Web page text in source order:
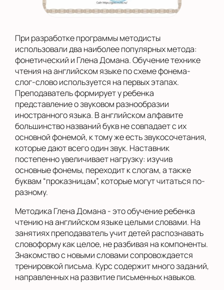
При разработке программы методисты
использовали два наиболее популярных метода:
фонетический и Глена Домана. Обучение технике
чтения на английском языке по схеме фонема-
слог-слово используется на первых этапах.
Преподаватель формирует у ребенка
представление о звуковом разнообразии
иностранного языка. В английском алфавите
большинство названий букв не совпадает с их
основной фонемой, к тому же есть звукосочетания,
которые дают всего один звук. Наставник
постепенно увеличивает нагрузку: изучив
основные фонемы, переходит к слогам, а также
буквам “проказницам”, которые могут читаться по-
разному.
Методика Глена Домана - это обучение ребенка
чтению на английском языке целыми словами. На
занятиях преподаватель учит детей распознавать
словоформу как целое, не разбивая на компоненты.
Знакомство с новыми словами сопровождается
тренировкой письма. Курс содержит много заданий,
направленных на развитие письменных навыков.